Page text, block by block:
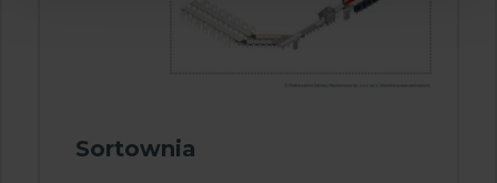
Sortownia